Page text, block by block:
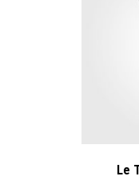
Le